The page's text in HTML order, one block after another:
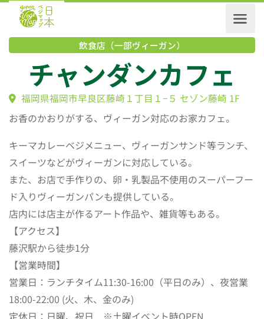
飲食店（一部ヴィーガン）
チャンダンカフェ
福岡県福岡市早良区藤崎１丁目１−５ セゾン藤崎 1F
お香のかおりがする、ヴィーガン対応のお家カフェ。
キーマカレーベジメニュー、ヴィーガンサンド等ランチ、
スイーツなどがヴィーガンに対応している。
また、お店で手作りの、卵・乳製品不使用のスーパーフー
ド入りヴィーガンパンも提供している。
店内には店主が作るアート作品や、雑貨等もある。
【アクセス】
藤沢駅から徒歩1分
【営業時間】
営業日：ランチタイム11:30-16:00（平日のみ）、夜営業
18:00-22:00 (火、木、金のみ)
定休日：日曜、祝日 ※土曜イベント時OPEN